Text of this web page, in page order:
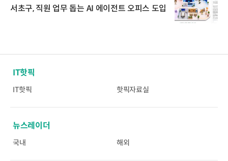
서초구, 직원 업무 돕는 AI 에이전트 오피스 도입
IT핫픽
IT핫픽 핫픽자료실
뉴스레이더
국내 해외